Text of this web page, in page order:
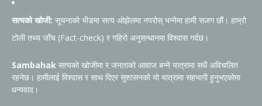
सत्यको खोजी: सूचनाको भीडमा सत्य ओझेलमा नपरोस् भन्नेमा हामी सजग छौं। हाम्रो
टोली तथ्य जाँच (Fact-check) र गहिरो अनुसन्धानमा विश्वास गर्दछ।
Sambahak सत्यको खोजीमा र जनताको आवाज बन्ने यात्रामा सधैं अविचलित
रहनेछ। हामीलाई विश्वास र साथ दिएर सुशासनको यो यात्रामा सहभागी हुनुभएकोमा
धन्यवाद।